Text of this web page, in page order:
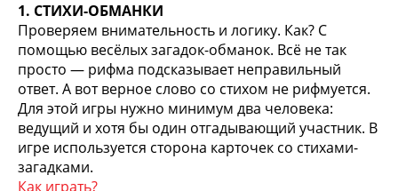
1. СТИХИ-ОБМАНКИ
Проверяем внимательность и логику. Как? С
помощью весёлых загадок-­обманок. Всё не так
просто — рифма подсказывает неправильный
ответ. А вот верное слово со стихом не рифмуется.
Для этой игры нужно минимум два человека:
ведущий и хотя бы один отгадывающий участник. В
игре используется сторона карточек со стихами-
загадками.
Как играть?